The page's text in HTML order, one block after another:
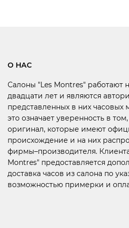
О НАС
Салоны "Les Montres" работают
двадцати лет и являются
представленных в них часовых
это означает уверенность в
оригинал, которые имеют
происхождение и на них
фирмы–производителя.
Montres" предоставляется
доставка часов из салона по
возможностью примерки и